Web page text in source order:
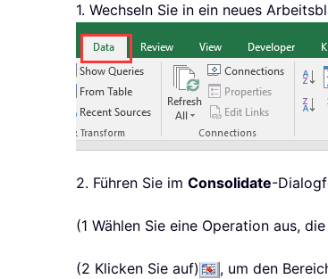
1. Wechseln Sie in ein neues
2. Führen Sie im Consolidate-
(1 Wählen Sie eine Operation aus,
(2 Klicken Sie auf) , um den